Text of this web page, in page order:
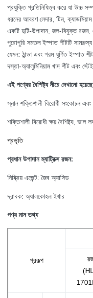
প্রযুক্তি প্রতিনিধিত্ব করে যা উচ্চ
ধরনের আবরণ লেদার, টিন,
একটি দুটি-উপাদান, জল-বিযুক্ত রজন,
পুরোপুরি সমতল ইস্পাত শীটটি
যেমন: ঠান্ডা এবং গরম ঘূর্ণিত ইস্পাত
দস্তা-অ্যালুমিনিয়াম খাদ শীট এবং
এই পণ্যের বৈশিষ্ট্য নীচে দেখানো
স্নান শক্তিশালী বিরোধী সংকোচন
শক্তিশালী বিরোধী ক্ষয় বৈশিষ্ট্য,
প্রভৃতি
প্রধান উপাদান ম্যাট্রিক্স রজন:
নিষ্ক্রিয় এজেন্ট: জৈব অ্যাসিড
দ্রাবক: অ্যালকোহল ইথার
পণ্য মান তথ্য
প্রকল্প